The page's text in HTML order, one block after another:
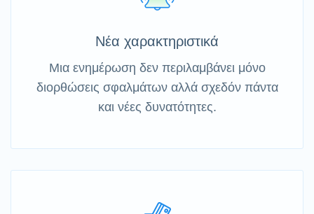
Νέα χαρακτηριστικά
Μια ενημέρωση δεν περιλαμβάνει μόνο
διορθώσεις σφαλμάτων αλλά σχεδόν πάντα
και νέες δυνατότητες.